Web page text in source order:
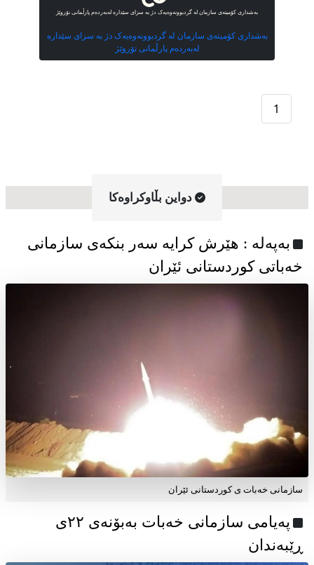
بەشداری کۆمیتەی سازمان لە گردبوونەوەیەک دژ بە سزای سێدارە لەبەردەم پارڵمانی نۆروێژ
بەشداری کۆمیتەی سازمان لە گردبوونەوەیەک دژ بە سزای سێدارە
لەبەردەم پارڵمانی نۆروێژ
1
دواین بڵاوکراوه‌کا
به‌په‌له‌ : هێرش کرایە سەر بنکەی سازمانی
خەباتی کوردستانی ئێران
سازمانی خەبات ی کوردستانی ئێران
پەیامی سازمانی خەبات بەبۆنەی ۲۲ی
ڕێبەندان